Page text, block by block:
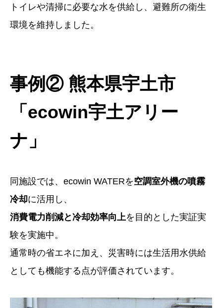
トイレや清掃に必要な水を供給し、避難所の衛生
環境を維持しました。
事例② 熊本県宇土市
「ecowin宇土アリー
ナ」
同施設では、ecowin WATERを空調室外機の噴霧
冷却に活用し、
消費電力削減と冷却効率向上を目的とした実証実
験を実施中。
通常時の省エネに加え、災害時には生活用水供給
としても機能する点が評価されています。